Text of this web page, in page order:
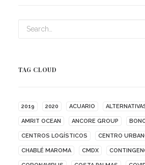
TAG CLOUD
2019 2020 ACUARIO
AMRIT OCEAN ANCORE GROUP
CENTROS LOGÍSTICOS CENTRO
CHABLÉ MAROMA CMDX